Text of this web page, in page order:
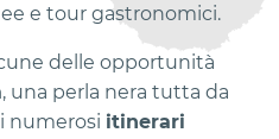
e tour gastronomici.
delle opportunità
, una perla nera tutta da
numerosi itinerari